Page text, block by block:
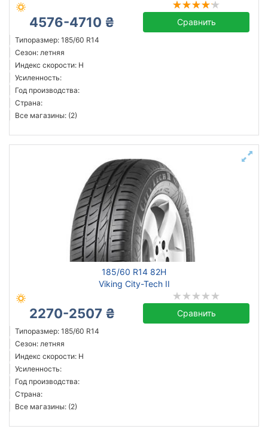
4576-4710 ₴ Сравнить
Типоразмер: 185/60 R14
Сезон: летняя
Индекс скорости: H
Усиленность:
Год производства:
Страна:
Все магазины: (2)
185/60 R14 82H
Viking City-Tech II
2270-2507 ₴ Сравнить
Типоразмер: 185/60 R14
Сезон: летняя
Индекс скорости: H
Усиленность:
Год производства:
Страна:
Все магазины: (2)